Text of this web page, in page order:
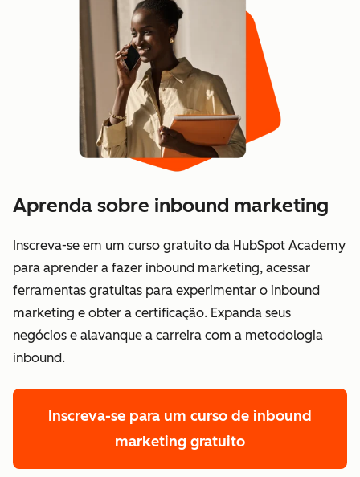
Aprenda sobre inbound marketing
Inscreva-se em um curso gratuito da HubSpot Academy
para aprender a fazer inbound marketing, acessar
ferramentas gratuitas para experimentar o inbound
marketing e obter a certificação. Expanda seus
negócios e alavanque a carreira com a metodologia
inbound.
Inscreva-se para um curso de inbound
marketing gratuito